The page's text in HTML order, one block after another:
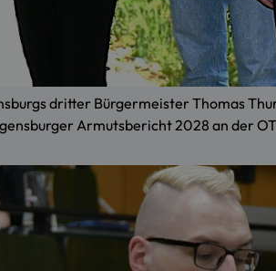
dritter Bürgermeister Thomas
Armutsbericht 2028 an der